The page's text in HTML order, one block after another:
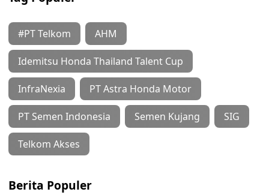
#PT Telkom AHM
Idemitsu Honda Thailand Talent Cup
InfraNexia PT Astra Honda Motor
PT Semen Indonesia Semen Kujang SIG
Telkom Akses
Berita Populer